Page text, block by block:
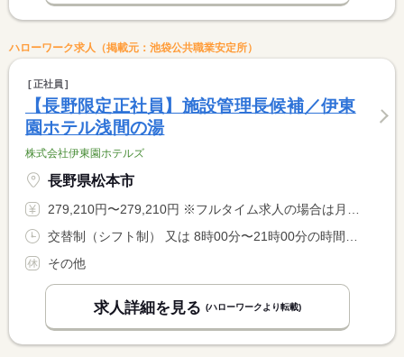
ハローワーク求人（掲載元：池袋公共職業安定所）
正社員
【長野限定正社員】施設管理長候補／伊東
園ホテル浅間の湯
株式会社伊東園ホテルズ
長野県松本市
279,210円〜279,210円 ※フルタイム求人の場合は月額（換算額）、パート求人の場合は時間額を表示しています。
その他
求人詳細を見る (ハローワークより転載)